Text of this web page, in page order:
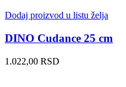
Dodaj proizvod u listu želja
DINO Cudance 25 cm
1.022,00 RSD